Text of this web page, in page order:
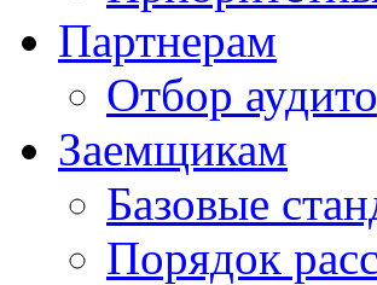
Партнерам
Отбор
Заемщикам
Базовые
Порядок